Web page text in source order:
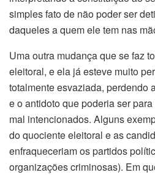
simples fato de não poder ser
daqueles a quem ele tem nas
Uma outra mudança que se faz
eleitoral, e ela já esteve muito
totalmente esvaziada, perdendo
e o antidoto que poderia ser
mal intencionados. Alguns
do quociente eleitoral e as
enfraqueceriam os partidos
organizações criminosas). Em